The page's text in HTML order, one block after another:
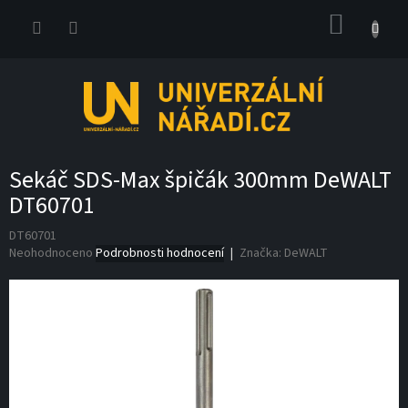
Sekáč SDS-Max špičák 300mm DeWALT
DT60701
DT60701
Průměrné
Neohodnoceno Podrobnosti hodnocení Značka: DeWALT